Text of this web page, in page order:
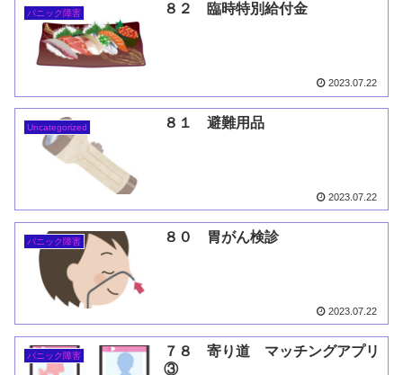
パニック障害 ８２ 臨時特別給付金
2023.07.22
Uncategorized ８１ 避難用品
2023.07.22
パニック障害 ８０ 胃がん検診
2023.07.22
パニック障害
７８ 寄り道 マッチングアプリ
③